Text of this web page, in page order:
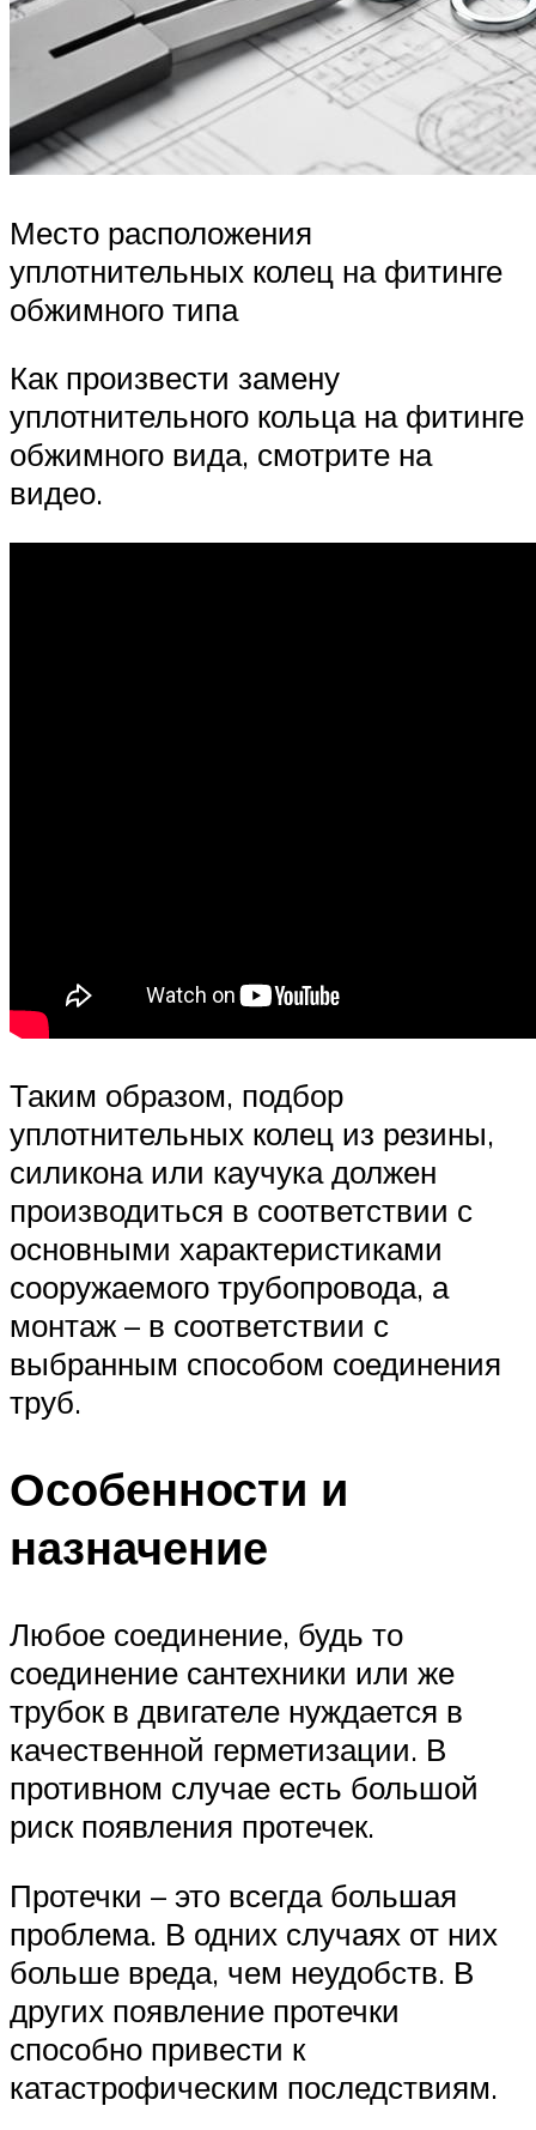
Место расположения
уплотнительных колец на фитинге
обжимного типа
Как произвести замену
уплотнительного кольца на фитинге
обжимного вида, смотрите на
видео.
Таким образом, подбор
уплотнительных колец из резины,
силикона или каучука должен
производиться в соответствии с
основными характеристиками
сооружаемого трубопровода, а
монтаж – в соответствии с
выбранным способом соединения
труб.
Особенности и
назначение
Любое соединение, будь то
соединение сантехники или же
трубок в двигателе нуждается в
качественной герметизации. В
противном случае есть большой
риск появления протечек.
Протечки – это всегда большая
проблема. В одних случаях от них
больше вреда, чем неудобств. В
других появление протечки
способно привести к
катастрофическим последствиям.